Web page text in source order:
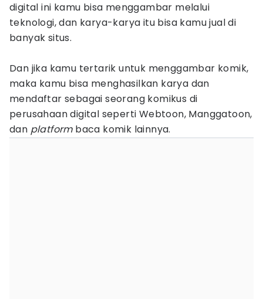
digital ini kamu bisa menggambar melalui
teknologi, dan karya-karya itu bisa kamu jual di
banyak situs.
Dan jika kamu tertarik untuk menggambar komik,
maka kamu bisa menghasilkan karya dan
mendaftar sebagai seorang komikus di
perusahaan digital seperti Webtoon, Manggatoon,
dan platformbaca komik lainnya.